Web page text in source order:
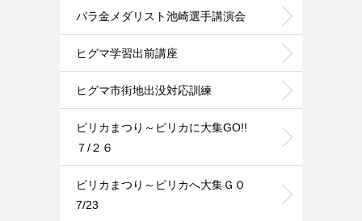
パラ金メダリスト池崎選手講演会
ヒグマ学習出前講座
ヒグマ市街地出没対応訓練
ピリカまつり～ピリカに大集GO!!
７/２６
ピリカまつり～ピリカへ大集ＧＯ
7/23